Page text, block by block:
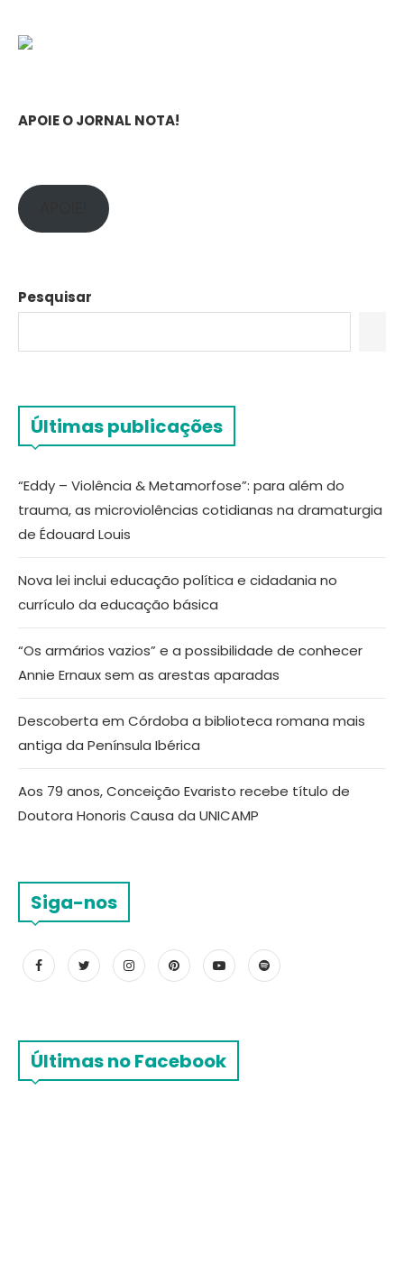
APOIE O JORNAL NOTA!
Pesquisar
Últimas publicações
“Eddy – Violência & Metamorfose”: para além do
trauma, as microviolências cotidianas na dramaturgia
de Édouard Louis
Nova lei inclui educação política e cidadania no
currículo da educação básica
“Os armários vazios” e a possibilidade de conhecer
Annie Ernaux sem as arestas aparadas
Descoberta em Córdoba a biblioteca romana mais
antiga da Península Ibérica
Aos 79 anos, Conceição Evaristo recebe título de
Doutora Honoris Causa da UNICAMP
Siga-nos
Últimas no Facebook